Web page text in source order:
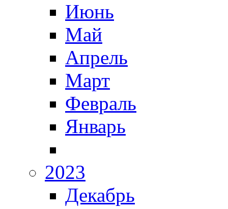
Июнь
Май
Апрель
Март
Февраль
Январь
2023
Декабрь